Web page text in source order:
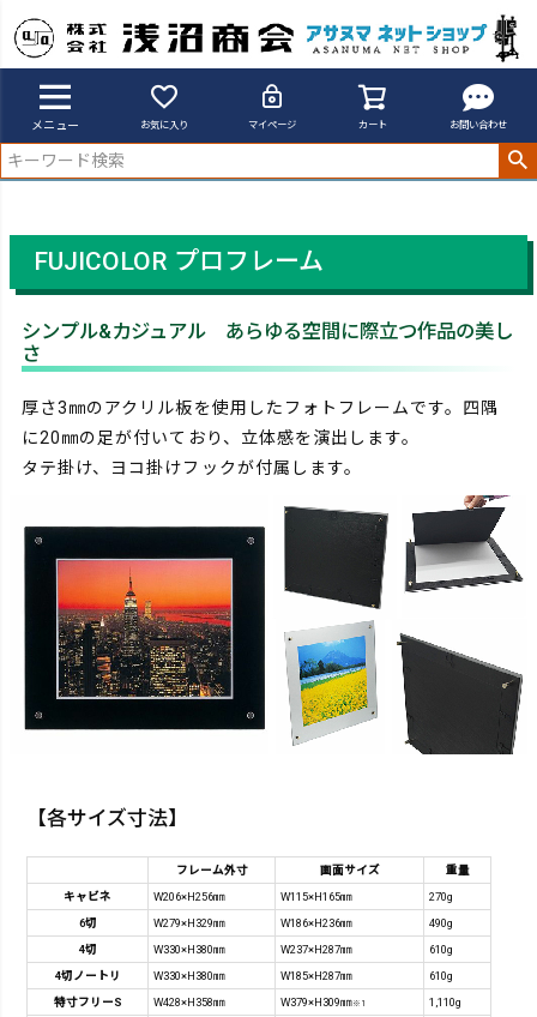
メニュー お気に入り マイページ カート お問い合わせ
アサヌマネットショップ
FUJICOLOR プロフレーム
シンプル&カジュアル あらゆる空間に際立つ作品の美し
さ
厚さ3㎜のアクリル板を使用したフォトフレームです。四隅
に20㎜の足が付いており、立体感を演出します。
タテ掛け、ヨコ掛けフックが付属します。
【各サイズ寸法】
フレーム外寸 画面サイズ
重量
キャビネ
W206×H256㎜ W115×H165㎜
270g
6切
W279×H329㎜ W186×H236㎜
490g
4切
W330×H380㎜ W237×H287㎜
610g
4切ノートリ
W330×H380㎜ W185×H287㎜
610g
特寸フリーS
W428×H358㎜ W379×H309㎜※1
1,110g